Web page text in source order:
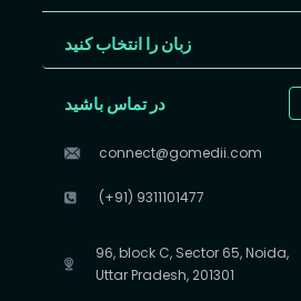
زبان را انتخاب کنید
در تماس باشید
connect@gomedii.com
(+91) 9311101477
96, block C, Sector 65, Noida,
Uttar Pradesh, 201301